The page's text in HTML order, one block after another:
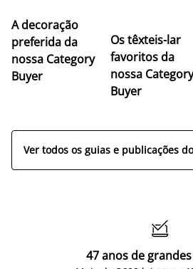
A decoração
preferida da
nossa Category
Buyer
Os têxteis-lar
favoritos da
nossa Category
Buyer
Ver todos os guias e publicações

47 anos de